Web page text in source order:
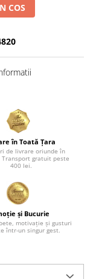
COS
în Toată Țara
de livrare oriunde în
Transport gratuit peste
400 lei.
și Bucurie
motivație și gusturi
într-un singur gest.